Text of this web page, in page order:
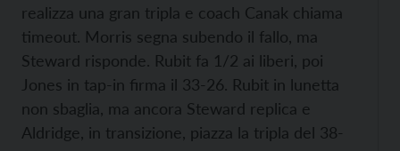
realizza una gran tripla e coach Canak chiama
timeout. Morris segna subendo il fallo, ma
Steward risponde. Rubit fa 1/2 ai liberi, poi
Jones in tap-in firma il 33-26. Rubit in lunetta
non sbaglia, ma ancora Steward replica e
Aldridge, in transizione, piazza la tripla del 38-